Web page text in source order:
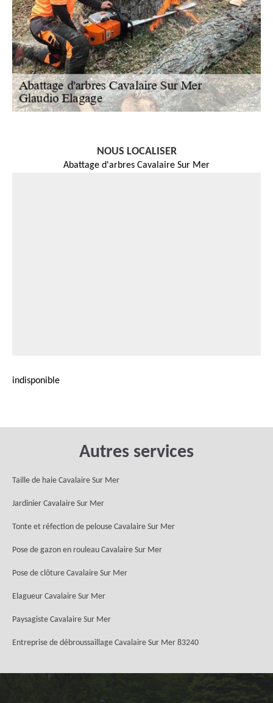
NOUS LOCALISER
Abattage d'arbres Cavalaire Sur Mer
indisponible
Autres services
Taille de haie Cavalaire Sur Mer
Jardinier Cavalaire Sur Mer
Tonte et réfection de pelouse Cavalaire Sur Mer
Pose de gazon en rouleau Cavalaire Sur Mer
Pose de clôture Cavalaire Sur Mer
Elagueur Cavalaire Sur Mer
Paysagiste Cavalaire Sur Mer
Entreprise de débroussaillage Cavalaire Sur Mer 83240